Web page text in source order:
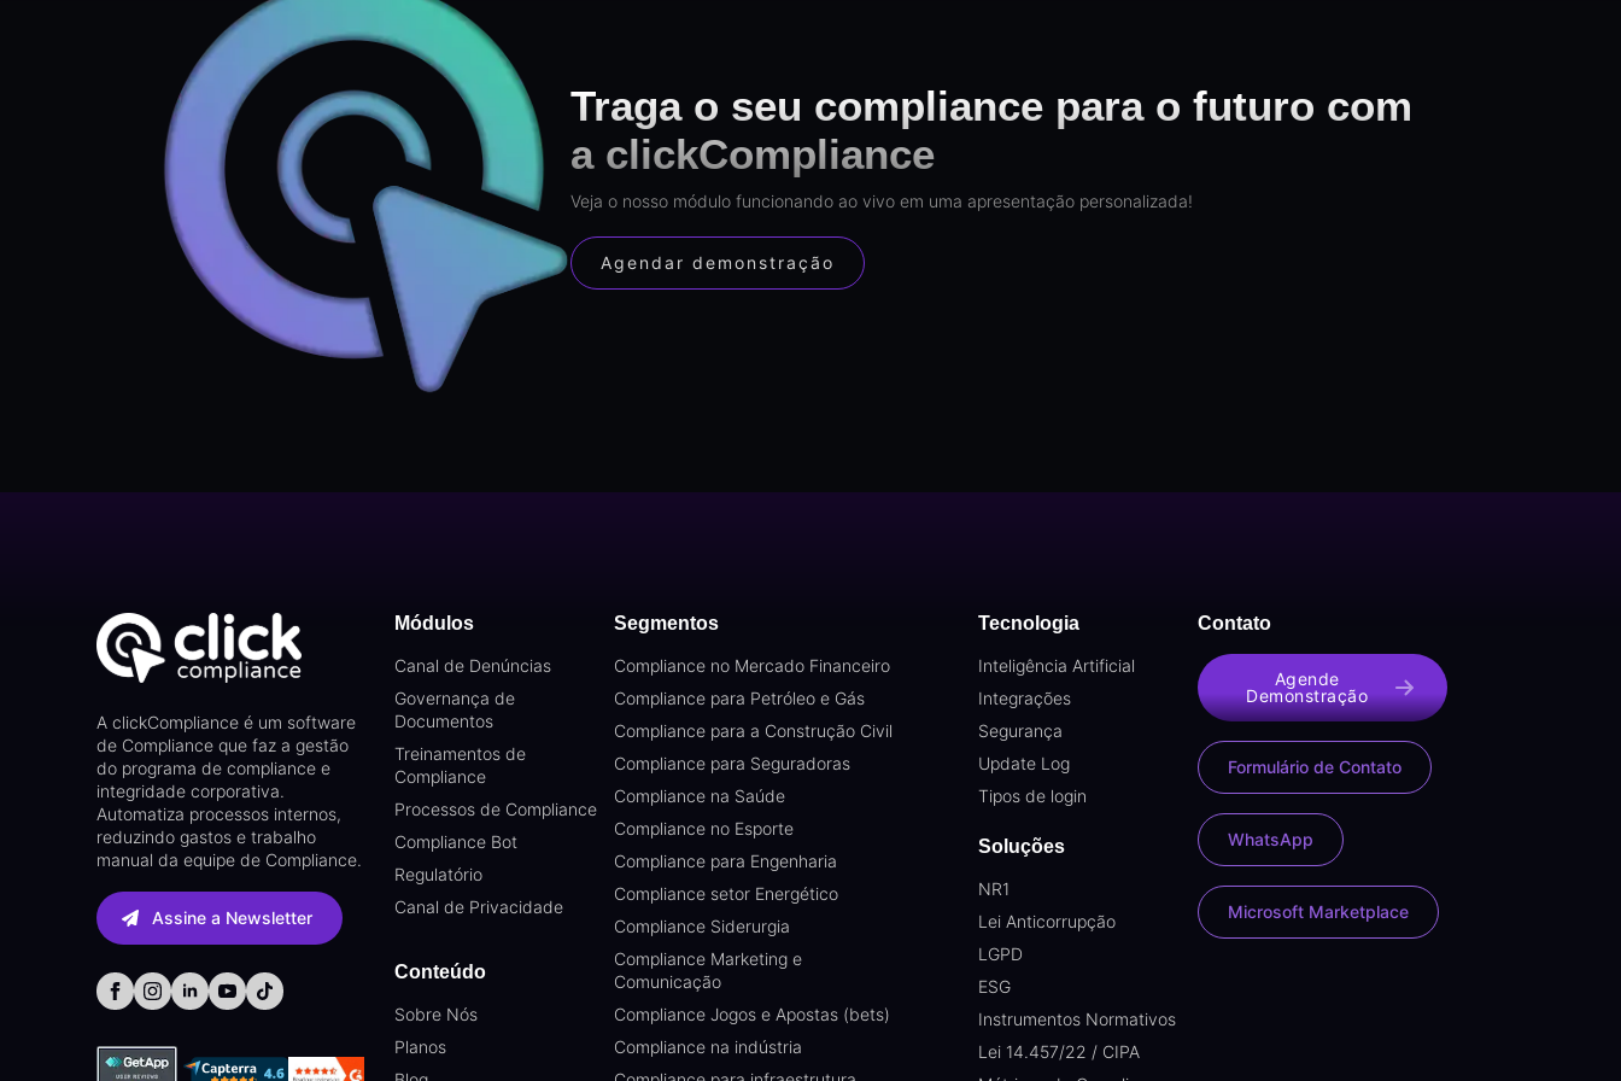
Traga o seu compliance para o futuro com
a clickCompliance
Veja o nosso módulo funcionando ao vivo em uma apresentação personalizada!
Agendar demonstração
A clickCompliance é um software
de Compliance que faz a gestão
do programa de compliance e
integridade corporativa.
Automatiza processos internos,
reduzindo gastos e trabalho
manual da equipe de Compliance.
Assine a Newsletter
Módulos
Canal de Denúncias
Governança de
Documentos
Treinamentos de
Compliance
Processos de Compliance
Compliance Bot
Regulatório
Canal de Privacidade
Conteúdo
Sobre Nós
Planos
Segmentos
Compliance no Mercado Financeiro
Compliance para Petróleo e Gás
Compliance para a Construção Civil
Compliance para Seguradoras
Compliance na Saúde
Compliance no Esporte
Compliance para Engenharia
Compliance setor Energético
Compliance Siderurgia
Compliance Marketing e
Comunicação
Compliance Jogos e Apostas (bets)
Compliance na indústria
Tecnologia
Inteligência Artificial
Integrações
Segurança
Update Log
Tipos de login
Soluções
NR1
Lei Anticorrupção
LGPD
ESG
Instrumentos Normativos
Lei 14.457/22 / CIPA
Contato
Agende
Demonstração
Formulário de Contato
WhatsApp
Microsoft Marketplace